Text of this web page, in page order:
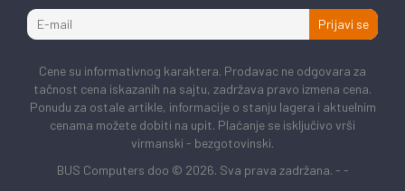
Prijavi se
Cene su informativnog karaktera. Prodavac ne odgovara za
tačnost cena iskazanih na sajtu, zadržava pravo izmena cena.
Ponudu za ostale artikle, informacije o stanju lagera i aktuelnim
cenama možete dobiti na upit. Plaćanje se isključivo vrši
virmanski - bezgotovinski.
BUS Computers doo © 2026. Sva prava zadržana. - -